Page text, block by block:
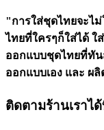
"การใส่ชุดไทยจะไม่
ไทยที่ใครๆก็ใส่ได้ ใ
ออกแบบชุดไทยที่ทัน
ออกแบบเอง และ ผ
ติดตามร้านเราไ